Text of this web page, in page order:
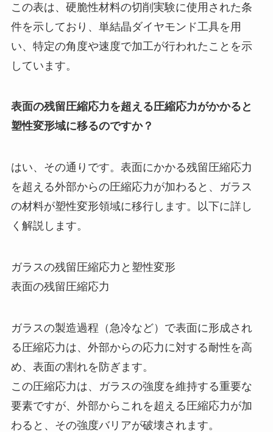
この表は、硬脆性材料の切削実験に使用された条
件を示しており、単結晶ダイヤモンド工具を用
い、特定の角度や速度で加工が行われたことを示
しています。
表面の残留圧縮応力を超える圧縮応力がかかると
塑性変形域に移るのですか？
はい、その通りです。表面にかかる残留圧縮応力
を超える外部からの圧縮応力が加わると、ガラス
の材料が塑性変形領域に移行します。以下に詳し
く解説します。
ガラスの残留圧縮応力と塑性変形
表面の残留圧縮応力
ガラスの製造過程（急冷など）で表面に形成され
る圧縮応力は、外部からの応力に対する耐性を高
め、表面の割れを防ぎます。
この圧縮応力は、ガラスの強度を維持する重要な
要素ですが、外部からこれを超える圧縮応力が加
わると、その強度バリアが破壊されます。